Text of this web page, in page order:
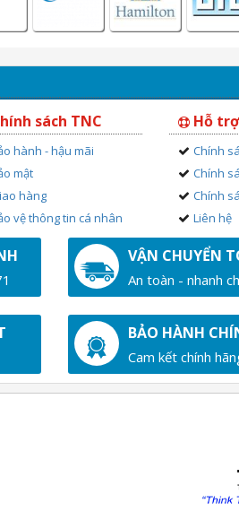
sách TNC
hành - hậu mãi
mật
hàng
vệ thông tin cá nhân
Hỗ
Chính
Chính
Chính
Liên hệ
VẬN CHUYỂN
An toàn - nhanh
BẢO HÀNH
Cam kết chính